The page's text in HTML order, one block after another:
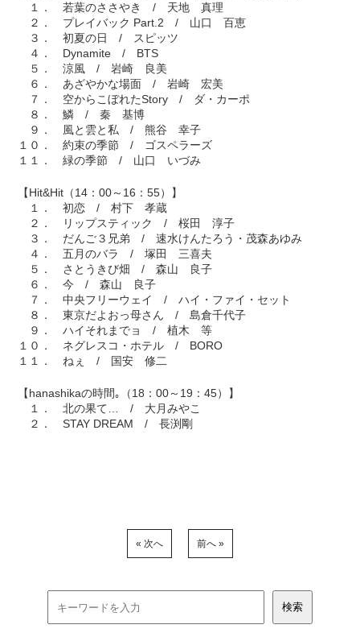
１． 若葉のささやき / 天地 真理
２． プレイバック Part.2 / 山口 百恵
３． 初夏の日 / スピッツ
４． Dynamite / BTS
５． 涼風 / 岩崎 良美
６． あざやかな場面 / 岩崎 宏美
７． 空からこぼれたStory / ダ・カーポ
８． 鱗 / 秦 基博
９． 風と雲と私 / 熊谷 幸子
１０． 約束の季節 / ゴスペラーズ
１１． 緑の季節 / 山口 いづみ
【Hit&Hit（14：00～16：55）】
１． 初恋 / 村下 孝蔵
２． リップスティック / 桜田 淳子
３． だんご３兄弟 / 速水けんたろう・茂森あゆみ
４． 五月のバラ / 塚田 三喜夫
５． さとうきび畑 / 森山 良子
６． 今 / 森山 良子
７． 中央フリーウェイ / ハイ・ファイ・セット
８． 東京だよおっ母さん / 島倉千代子
９． ハイそれまでョ / 植木 等
１０． ネグレスコ・ホテル / BORO
１１． ねぇ / 国安 修二
【hanashikaの時間｡（18：00～19：45）】
１． 北の果て… / 大月みやこ
２． STAY DREAM / 長渕剛
« 次へ 前へ »